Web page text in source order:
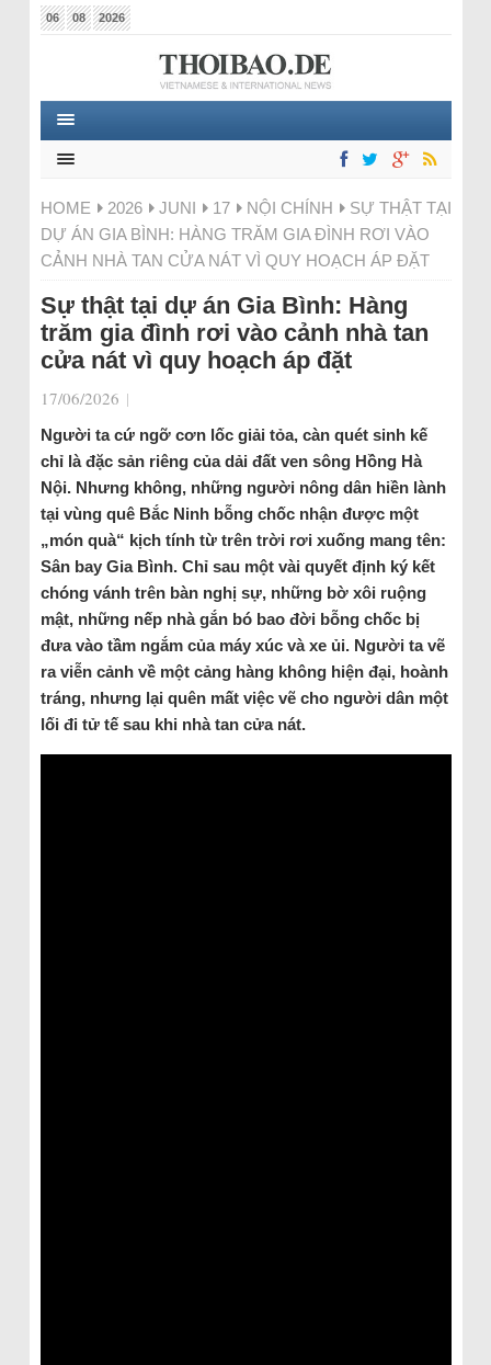
06 08 2026
HOME 2026 JUNI 17 NỘI CHÍNH
SỰ THẬT TẠI
DỰ ÁN GIA BÌNH: HÀNG TRĂM GIA ĐÌNH RƠI VÀO
CẢNH NHÀ TAN CỬA NÁT VÌ QUY HOẠCH ÁP ĐẶT
Sự thật tại dự án Gia Bình: Hàng
trăm gia đình rơi vào cảnh nhà tan
cửa nát vì quy hoạch áp đặt
17/06/2026 |
Người ta cứ ngỡ cơn lốc giải tỏa, càn quét sinh kế
chỉ là đặc sản riêng của dải đất ven sông Hồng Hà
Nội. Nhưng không, những người nông dân hiền lành
tại vùng quê Bắc Ninh bỗng chốc nhận được một
„món quà“ kịch tính từ trên trời rơi xuống mang tên:
Sân bay Gia Bình. Chỉ sau một vài quyết định ký kết
chóng vánh trên bàn nghị sự, những bờ xôi ruộng
mật, những nếp nhà gắn bó bao đời bỗng chốc bị
đưa vào tầm ngắm của máy xúc và xe ủi. Người ta vẽ
ra viễn cảnh về một cảng hàng không hiện đại, hoành
tráng, nhưng lại quên mất việc vẽ cho người dân một
lối đi tử tế sau khi nhà tan cửa nát.